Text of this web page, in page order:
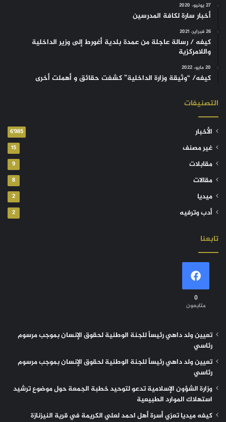
27 يونيو، 2020
أخبار سارة لكافة المدرسين
26 فبراير، 2021
كيفه / رسالة عاجلة من عمدة بلدية أغورط إلى وزير الداخلية
واللامركزية
20 مايو، 2022
كيفه/ “وثيقة وزارة الداخلية” كشفت حقائق و أهملت أخرى
التصنيفات
الأخبار 6٬985
غير مصنف 15
مقابلات 9
مقالات 8
ميديا 2
أدب وترفيه 2
تابعنا
0
متابعون
تعيين ولد داهي رئيساً للجنة الوطنية لحقوق الإنسان بموجب مرسوم
رئاسي
تعيين ولد داهي رئيساً للجنة الوطنية لحقوق الإنسان بموجب مرسوم
رئاسي
وزارة الشؤون الإسلامية تدعو لتوحيد خطبة الجمعة حول موضوع ترشيد
استهلاك الموارد الطبيعية
كيفه ميديا تعزي أسرة أهل احمد لعلي الكريمة في قرية النيزنازة